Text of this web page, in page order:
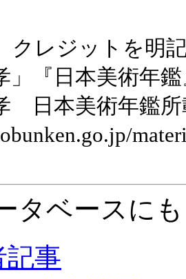
クレジットを明
」『日本美術年
日本美術年鑑所
タベースに
記事